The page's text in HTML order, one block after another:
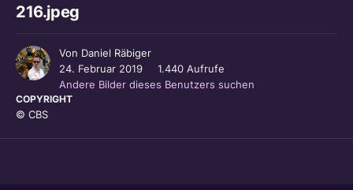
216.jpeg
Von Daniel Räbiger
24. Februar 2019
1.440 Aufrufe
Andere Bilder dieses Benutzers suchen
COPYRIGHT
© CBS